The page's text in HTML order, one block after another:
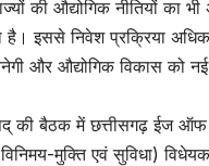
की औद्योगिक नीतियों का
है। इससे निवेश प्रक्रिया
और औद्योगिक विकास को
की बैठक में छत्तीसगढ़ ईज
मुक्ति एवं सुविधा)